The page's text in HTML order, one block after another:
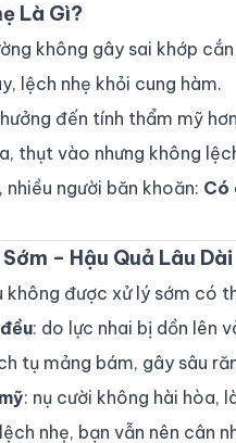
Là Gì?
không gây sai khớp
lệch nhẹ khỏi cung hàm.
đến tính thẩm mỹ
thụt vào nhưng không
người băn khoăn: Có
– Hậu Quả Lâu Dài
không được xử lý sớm có
: do lực nhai bị dồn lên
tụ mảng bám, gây sâu
: nụ cười không hài hòa,
nhẹ, bạn vẫn nên cân